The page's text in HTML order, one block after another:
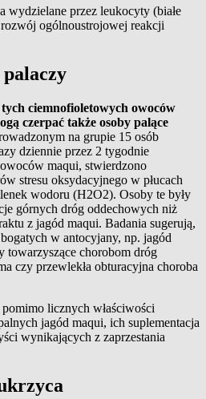
wydzielane przez leukocyty (białe
ogólnoustrojowej reakcji
tych ciemnofioletowych owoców
czerpać także osoby palące
na grupie 15 osób
dziennie przez 2 tygodnie
maqui, stwierdzono
stresu oksydacyjnego w płucach
wodoru (H2O2). Osoby te były
górnych dróg oddechowych niż
z jagód maqui. Badania sugerują,
w antocyjany, np. jagód
towarzyszące chorobom dróg
czy przewlekła obturacyjna choroba
licznych właściwości
jagód maqui, ich suplementacja
wynikających z zaprzestania